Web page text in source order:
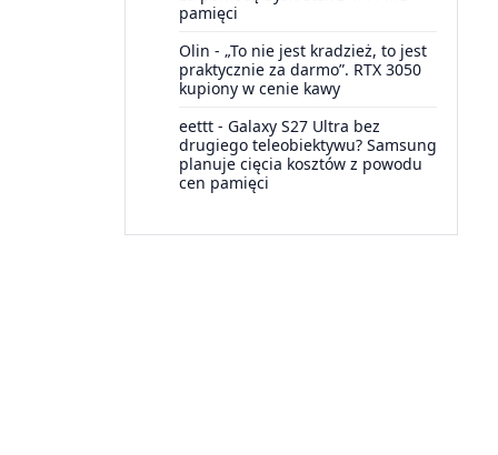
pamięci
Olin - „To nie jest kradzież, to jest
praktycznie za darmo”. RTX 3050
kupiony w cenie kawy
eettt - Galaxy S27 Ultra bez
drugiego teleobiektywu? Samsung
planuje cięcia kosztów z powodu
cen pamięci